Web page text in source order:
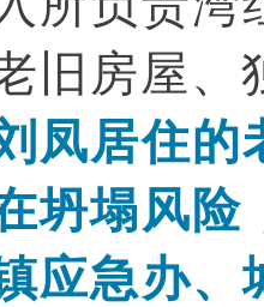
旧房屋
凤居住的
坍塌风险
应急办、